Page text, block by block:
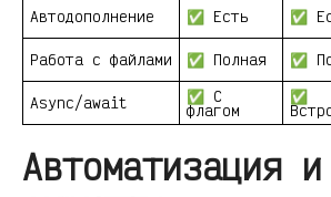
Автодополнение
✅ Есть ✅
Работа с файлами
✅ Полная ✅
Async/await
✅ С
флагом
✅
Автоматизация и